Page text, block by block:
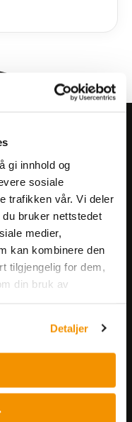
gi innhold og
sosiale
trafikken vår. Vi deler
bruker nettstedet
medier,
kan kombinere den
tilgjengelig for dem,
din bruk av
Detaljer